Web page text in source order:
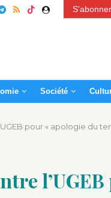
Société
pour « apologie du